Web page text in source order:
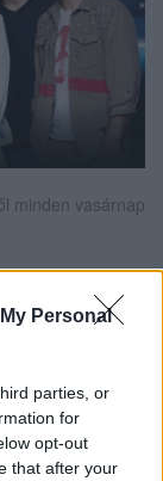
Personal
parties, or
for
opt-out
that after your
minden vasárnap
között